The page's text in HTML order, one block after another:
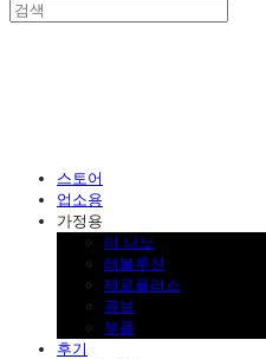
스토어
업소용
가정용
더 나노
레볼루션
제로플러스
큐브
부품
후기